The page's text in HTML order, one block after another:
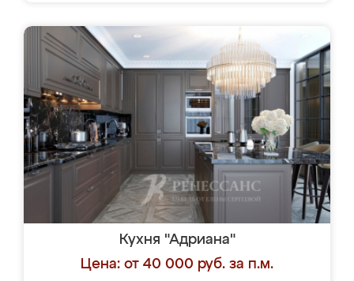
Кухня "Адриана"
Цена: от 40 000 руб. за п.м.